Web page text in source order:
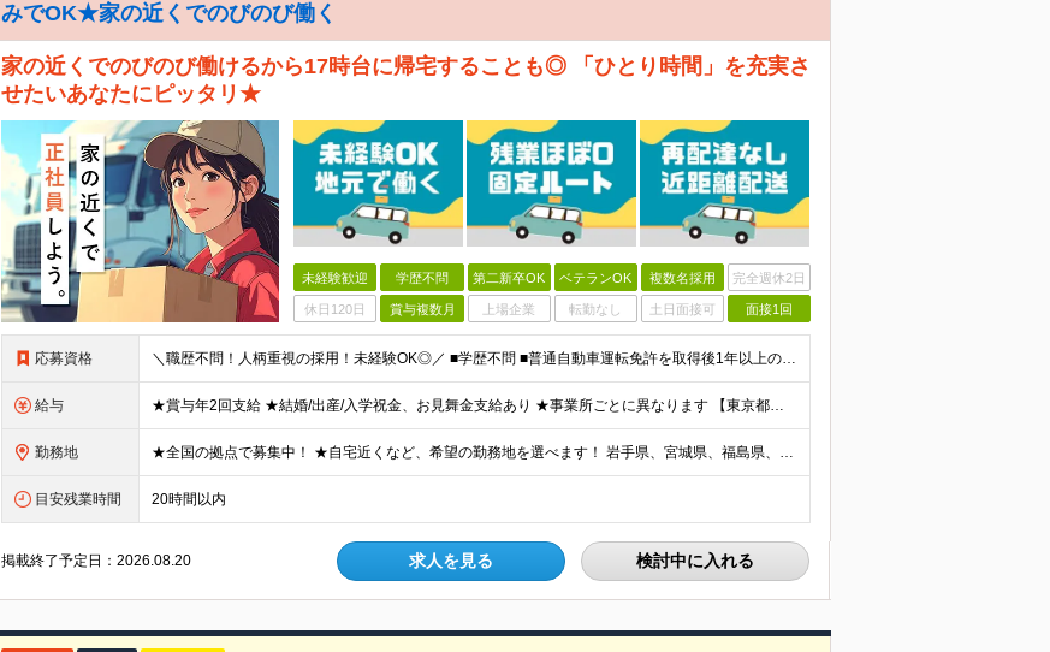
みでOK★家の近くでのびのび働く
家の近くでのびのび働けるから17時台に帰宅することも◎ 「ひとり時間」を充実さ
せたいあなたにピッタリ★
未経験歓迎 学歴不問 第二新卒OK ベテランOK 複数名採用 完全週休2日
休日120日 賞与複数月 上場企業 転勤なし 土日面接可 面接1回
応募資格 ＼職歴不問！人柄重視の採用！未経験OK◎／ ■学歴不問 ■普通自動車運転免許を取得後1年以上の方（AT限定可） ※一部勤務地で「2017年3月12日以降の取得者は要準中型免許」 ■44歳以下(※例外
給与 ★賞与年2回支給 ★結婚/出産/入学祝金、お見舞金支給あり ★事業所ごとに異なります 【東京都】 月給284,000円～298,540円 【神奈川県/千葉県】 月給284,000円 【埼玉県】 月給2
勤務地 ★全国の拠点で募集中！ ★自宅近くなど、希望の勤務地を選べます！ 岩手県、宮城県、福島県、新潟県、栃木県、茨城県、埼玉県、千葉県、東京都、神奈川県、山梨県、長野県、静岡県、滋賀県、兵庫県、岡山県、広
目安残業時間 20時間以内
掲載終了予定日：2026.08.20 求人を見る 検討中に入れる